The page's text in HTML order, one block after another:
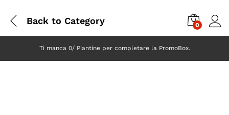
Back to Category 0
Ti manca 0/ Piantine per completare la PromoBox.